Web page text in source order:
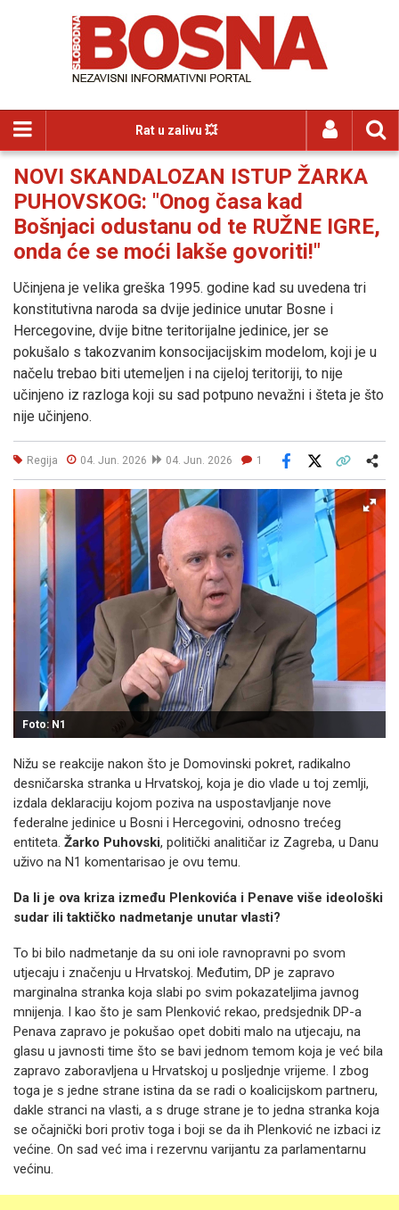
Rat u zalivu 💥
NOVI SKANDALOZAN ISTUP ŽARKA
PUHOVSKOG: "Onog časa kad
Bošnjaci odustanu od te RUŽNE IGRE,
onda će se moći lakše govoriti!"
Učinjena je velika greška 1995. godine kad su uvedena tri
konstitutivna naroda sa dvije jedinice unutar Bosne i
Hercegovine, dvije bitne teritorijalne jedinice, jer se
pokušalo s takozvanim konsocijacijskim modelom, koji je u
načelu trebao biti utemeljen i na cijeloj teritoriji, to nije
učinjeno iz razloga koji su sad potpuno nevažni i šteta je što
nije učinjeno.
Regija 04. Jun. 2026 04. Jun. 2026 1
Facebook
Foto: N1
Nižu se reakcije nakon što je Domovinski pokret, radikalno
desničarska stranka u Hrvatskoj, koja je dio vlade u toj zemlji,
izdala deklaraciju kojom poziva na uspostavljanje nove
federalne jedinice u Bosni i Hercegovini, odnosno trećeg
entiteta. Žarko Puhovski, politički analitičar iz Zagreba, u Danu
uživo na N1 komentarisao je ovu temu.
Da li je ova kriza između Plenkovića i Penave više ideološki
sudar ili taktičko nadmetanje unutar vlasti?
To bi bilo nadmetanje da su oni iole ravnopravni po svom
utjecaju i značenju u Hrvatskoj. Međutim, DP je zapravo
marginalna stranka koja slabi po svim pokazateljima javnog
mnijenja. I kao što je sam Plenković rekao, predsjednik DP-a
Penava zapravo je pokušao opet dobiti malo na utjecaju, na
glasu u javnosti time što se bavi jednom temom koja je već bila
zapravo zaboravljena u Hrvatskoj u posljednje vrijeme. I zbog
toga je s jedne strane istina da se radi o koalicijskom partneru,
dakle stranci na vlasti, a s druge strane je to jedna stranka koja
se očajnički bori protiv toga i boji se da ih Plenković ne izbaci iz
većine. On sad već ima i rezervnu varijantu za parlamentarnu
većinu.